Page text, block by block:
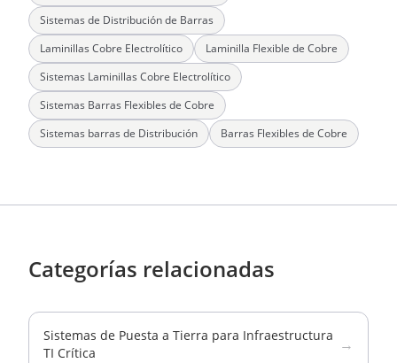
Sistemas de Distribución de Barras
Laminillas Cobre Electrolítico
Laminilla Flexible de Cobre
Sistemas Laminillas Cobre Electrolítico
Sistemas Barras Flexibles de Cobre
Sistemas barras de Distribución
Barras Flexibles de Cobre
Categorías relacionadas
Sistemas de Puesta a Tierra para Infraestructura
TI Crítica
→